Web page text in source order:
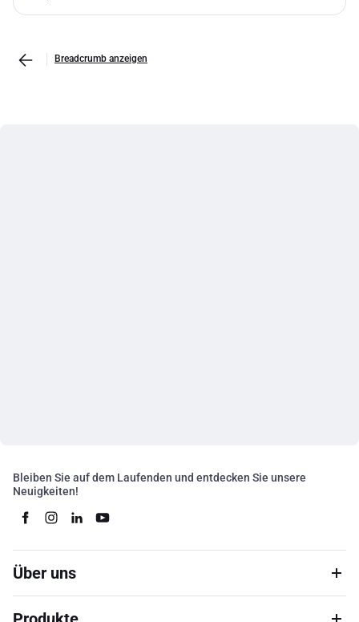
Breadcrumb anzeigen
Bleiben Sie auf dem Laufenden und entdecken Sie unsere
Neuigkeiten!
Über uns